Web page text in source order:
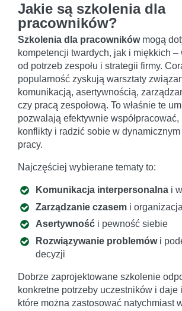
Jakie są szkolenia dla
pracowników?
Szkolenia dla pracownikówmogą
kompetencji twardych, jak i miękkich –
od potrzeb zespołu i strategii firmy.
popularność zyskują warsztaty
komunikacją, asertywnością,
czy pracą zespołową. To właśnie te
pozwalają efektywnie
konflikty i radzić sobie w
pracy.
Najczęściej wybierane tematy to:
Komunikacja interpersonalna i
Zarządzanie czasem i
Asertywność i pewność siebie
Rozwiązywanie problemówi
decyzji
Dobrze zaprojektowane szkolenie
konkretne potrzeby uczestników i daje
które można zastosować natychmiast